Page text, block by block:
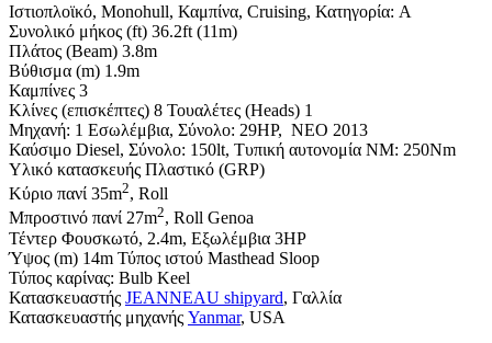
Ιστιοπλοϊκό, Monohull, Καμπίνα, Cruising, Κατηγορία: A
Συνολικό μήκος (ft) 36.2ft (11m)
Πλάτος (Beam) 3.8m
Βύθισμα (m) 1.9m
Καμπίνες 3
Κλίνες (επισκέπτες) 8 Τουαλέτες (Heads) 1
Μηχανή: 1 Εσωλέμβια, Σύνολο: 29HP, ΝΕΟ 2013
Καύσιμο Diesel, Σύνολο: 150lt, Τυπική αυτονομία NM: 250Nm
Υλικό κατασκευής Πλαστικό (GRP)
Κύριο πανί 35m2, Roll
Μπροστινό πανί 27m2, Roll Genoa
Τέντερ Φουσκωτό, 2.4m, Εξωλέμβια 3HP
Ύψος (m) 14m Τύπος ιστού Masthead Sloop
Τύπος καρίνας: Bulb Keel
Κατασκευαστής JEANNEAU shipyard, Γαλλία
Κατασκευαστής μηχανής Yanmar, USA